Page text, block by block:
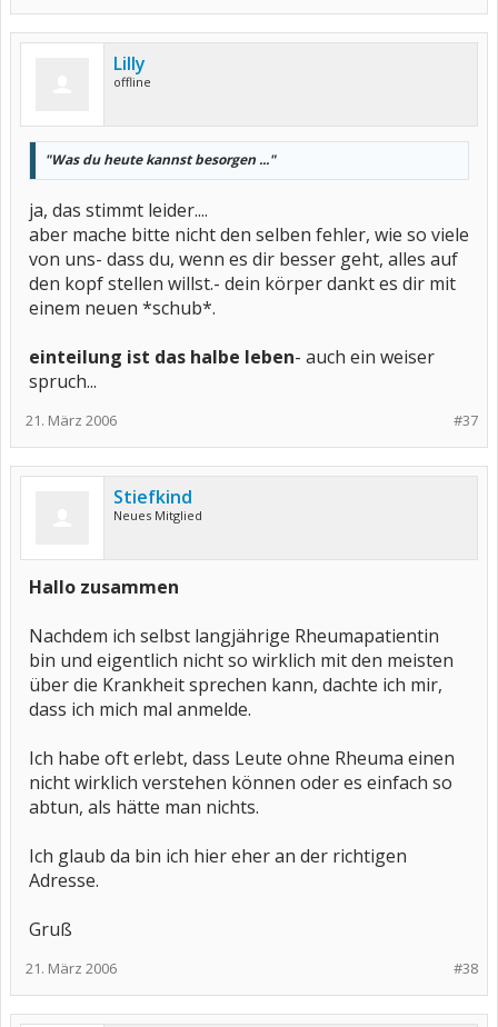
Lilly
offline
"Was du heute kannst besorgen ..."
ja, das stimmt leider....
aber mache bitte nicht den selben fehler, wie so viele
von uns- dass du, wenn es dir besser geht, alles auf
den kopf stellen willst.- dein körper dankt es dir mit
einem neuen *schub*.
einteilung ist das halbe leben- auch ein weiser
spruch...
#37
21. März 2006
Stiefkind
Neues Mitglied
Hallo zusammen
Nachdem ich selbst langjährige Rheumapatientin
bin und eigentlich nicht so wirklich mit den meisten
über die Krankheit sprechen kann, dachte ich mir,
dass ich mich mal anmelde.
Ich habe oft erlebt, dass Leute ohne Rheuma einen
nicht wirklich verstehen können oder es einfach so
abtun, als hätte man nichts.
Ich glaub da bin ich hier eher an der richtigen
Adresse.
Gruß
#38
21. März 2006